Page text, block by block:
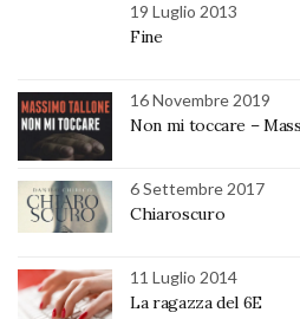
19 Luglio 2013
Fine
16 Novembre 2019
Non mi toccare –
6 Settembre 2017
Chiaroscuro
11 Luglio 2014
La ragazza del 6E